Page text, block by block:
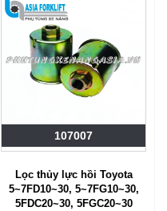
107007
Lọc thủy lực hồi Toyota
5~7FD10~30, 5~7FG10~30,
5FDC20~30, 5FGC20~30